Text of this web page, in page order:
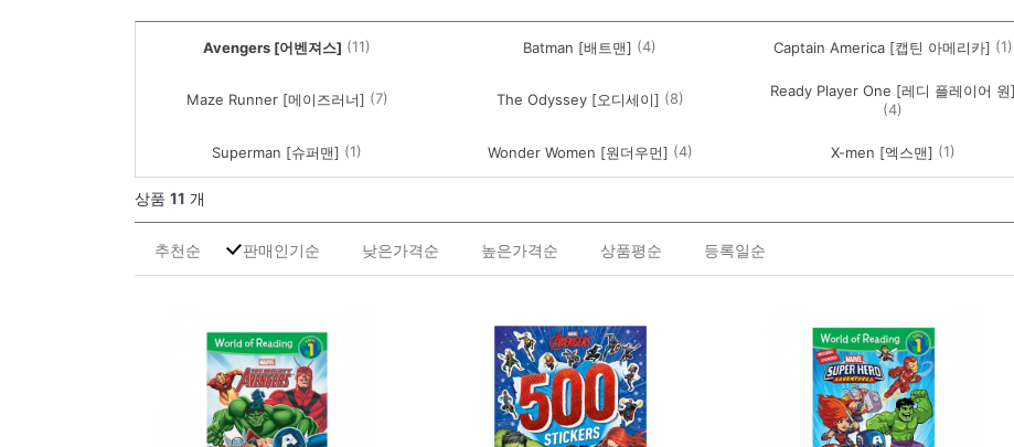
Avengers [어벤져스] (11) Batman [배트맨] (4) Captain America [캡틴 아메리카] (1)
Maze Runner [메이즈러너] (7) The Odyssey [오디세이] (8)
Ready Player One [레디 플레이어 원]
(4)
Superman [슈퍼맨] (1) Wonder Women [원더우먼] (4) X-men [엑스맨] (1)
상품 11 개
추천순 판매인기순 낮은가격순 높은가격순 상품평순 등록일순